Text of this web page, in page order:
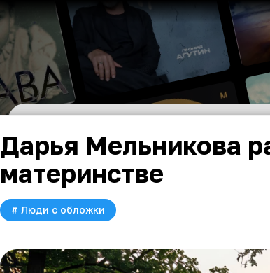
Дарья Мельникова
материнстве
# Люди с обложки